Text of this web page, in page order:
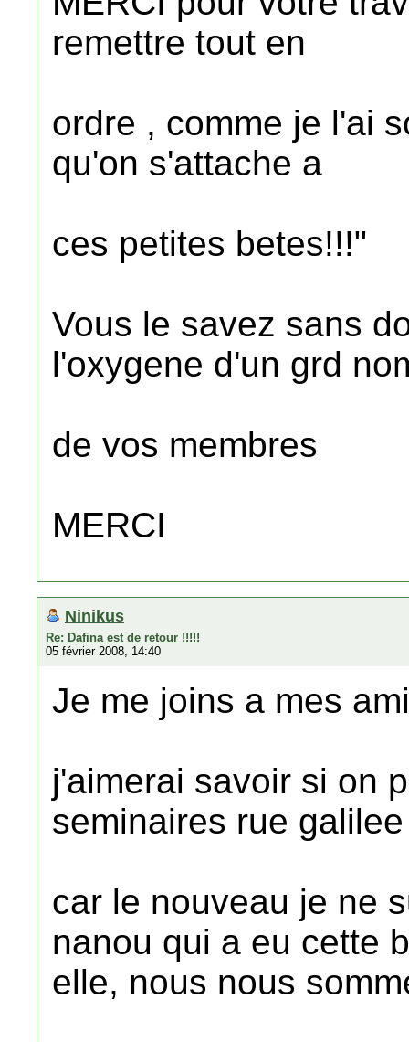
remettre tout en
ordre , comme je l'ai
qu'on s'attache a
ces petites betes!!!"
Vous le savez sans
l'oxygene d'un grd
de vos membres
MERCI
Ninikus
Re: Dafina est de retour !!!!!
05 février 2008, 14:40
Je me joins a mes
j'aimerai savoir si on
seminaires rue
car le nouveau je ne
nanou qui a eu cette
elle, nous nous